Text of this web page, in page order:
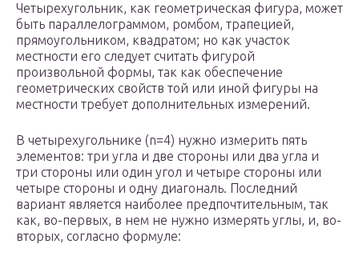
Четырехугольник, как геометрическая фигура, может
быть параллелограммом, ромбом, трапецией,
прямоугольником, квадратом; но как участок
местности его следует считать фигурой
произвольной формы, так как обеспечение
геометрических свойств той или иной фигуры на
местности требует дополнительных измерений.
В четырехугольнике (n=4) нужно измерить пять
элементов: три угла и две стороны или два угла и
три стороны или один угол и четыре стороны или
четыре стороны и одну диагональ. Последний
вариант является наиболее предпочтительным, так
как, во-первых, в нем не нужно измерять углы, и, во-
вторых, согласно формуле: